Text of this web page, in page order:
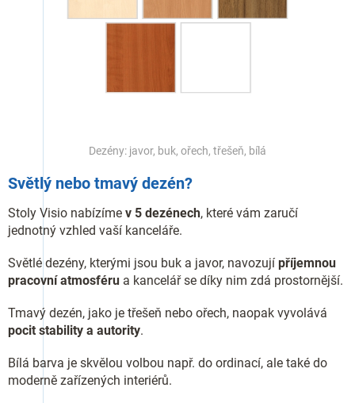
Dezény: javor, buk, ořech, třešeň, bílá
Světlý nebo tmavý dezén?
Stoly Visio nabízíme v 5 dezénech, které vám zaručí
jednotný vzhled vaší kanceláře.
Světlé dezény, kterými jsou buk a javor, navozují příjemnou
pracovní atmosféru a kancelář se díky nim zdá prostornější.
Tmavý dezén, jako je třešeň nebo ořech, naopak vyvolává
pocit stability a autority.
Bílá barva je skvělou volbou např. do ordinací, ale také do
moderně zařízených interiérů.